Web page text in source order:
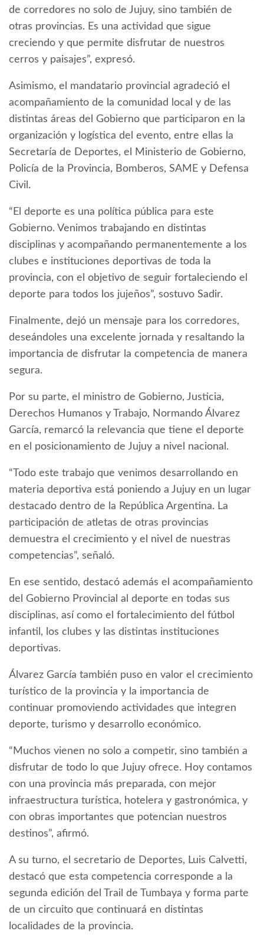
de corredores no solo de Jujuy, sino también de
otras provincias. Es una actividad que sigue
creciendo y que permite disfrutar de nuestros
cerros y paisajes”, expresó.
Asimismo, el mandatario provincial agradeció el
acompañamiento de la comunidad local y de las
distintas áreas del Gobierno que participaron en la
organización y logística del evento, entre ellas la
Secretaría de Deportes, el Ministerio de Gobierno,
Policía de la Provincia, Bomberos, SAME y Defensa
Civil.
“El deporte es una política pública para este
Gobierno. Venimos trabajando en distintas
disciplinas y acompañando permanentemente a los
clubes e instituciones deportivas de toda la
provincia, con el objetivo de seguir fortaleciendo el
deporte para todos los jujeños”, sostuvo Sadir.
Finalmente, dejó un mensaje para los corredores,
deseándoles una excelente jornada y resaltando la
importancia de disfrutar la competencia de manera
segura.
Por su parte, el ministro de Gobierno, Justicia,
Derechos Humanos y Trabajo, Normando Álvarez
García, remarcó la relevancia que tiene el deporte
en el posicionamiento de Jujuy a nivel nacional.
“Todo este trabajo que venimos desarrollando en
materia deportiva está poniendo a Jujuy en un lugar
destacado dentro de la República Argentina. La
participación de atletas de otras provincias
demuestra el crecimiento y el nivel de nuestras
competencias”, señaló.
En ese sentido, destacó además el acompañamiento
del Gobierno Provincial al deporte en todas sus
disciplinas, así como el fortalecimiento del fútbol
infantil, los clubes y las distintas instituciones
deportivas.
Álvarez García también puso en valor el crecimiento
turístico de la provincia y la importancia de
continuar promoviendo actividades que integren
deporte, turismo y desarrollo económico.
“Muchos vienen no solo a competir, sino también a
disfrutar de todo lo que Jujuy ofrece. Hoy contamos
con una provincia más preparada, con mejor
infraestructura turística, hotelera y gastronómica, y
con obras importantes que potencian nuestros
destinos”, afirmó.
A su turno, el secretario de Deportes, Luis Calvetti,
destacó que esta competencia corresponde a la
segunda edición del Trail de Tumbaya y forma parte
de un circuito que continuará en distintas
localidades de la provincia.